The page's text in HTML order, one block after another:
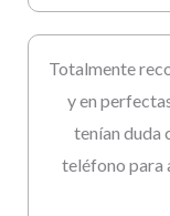
Totalmente
y en
tenían duda
teléfono para